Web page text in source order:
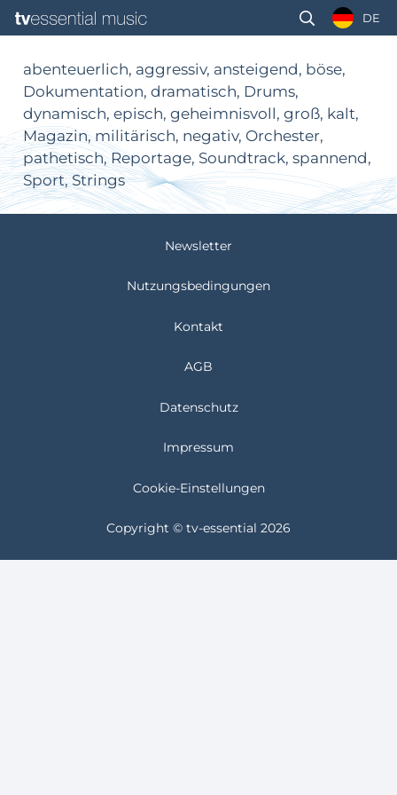
DE
abenteuerlich, aggressiv, ansteigend, böse,
Dokumentation, dramatisch, Drums,
dynamisch, episch, geheimnisvoll, groß, kalt,
Magazin, militärisch, negativ, Orchester,
pathetisch, Reportage, Soundtrack, spannend,
Sport, Strings
Newsletter
Nutzungsbedingungen
Kontakt
AGB
Datenschutz
Impressum
Cookie-Einstellungen
Copyright © tv-essential 2026